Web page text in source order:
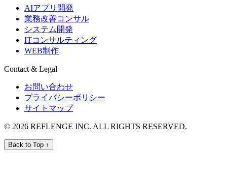
AIアプリ開発
業務改善コンサル
システム開発
ITコンサルティング
WEB制作
Contact & Legal
お問い合わせ
プライバシーポリシー
サイトマップ
© 2026 REFLENGE INC. ALL RIGHTS RESERVED.
Back to Top ↑